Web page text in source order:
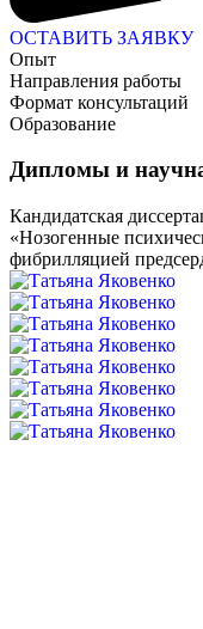
ОСТАВИТЬ ЗАЯВКУ
Опыт
Направления работы
Формат консультаций
Образование
Дипломы и
Кандидатская
«Нозогенные
фибрилляцией